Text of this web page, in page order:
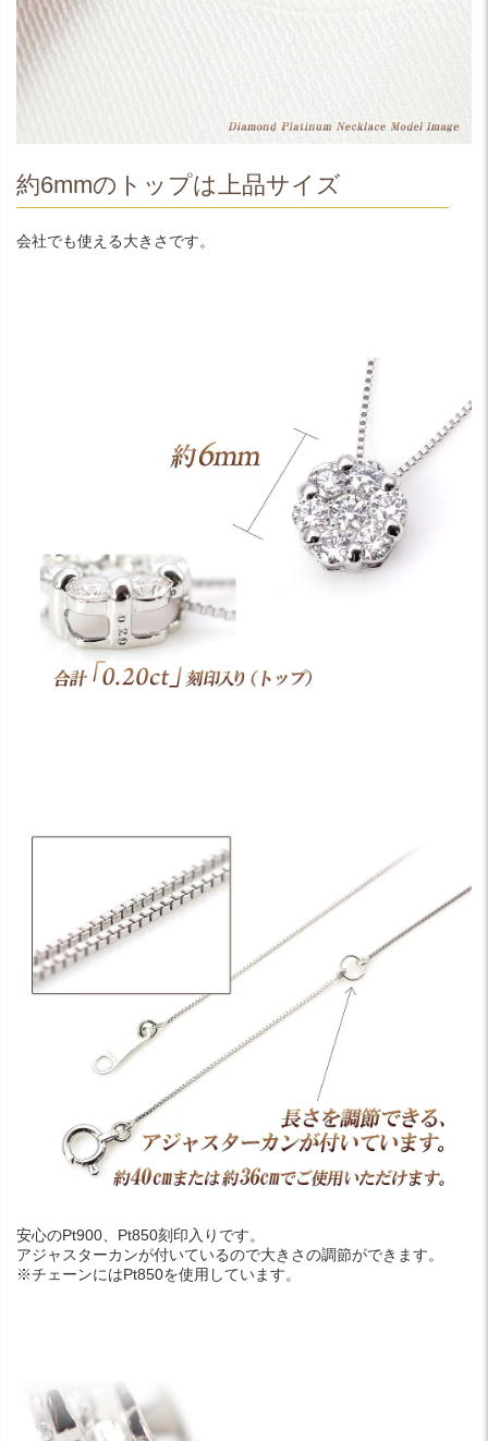
約6mmのトップは上品サイズ
会社でも使える大きさです。
安心のPt900、Pt850刻印入りです。
アジャスターカンが付いているので大きさの調節ができます。
※チェーンにはPt850を使用しています。